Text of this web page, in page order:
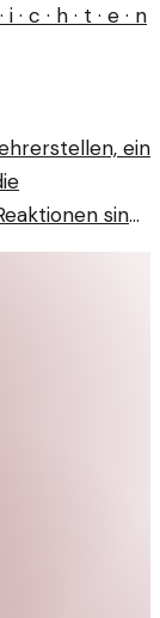
i · c · h · t · e · n
ein
sind